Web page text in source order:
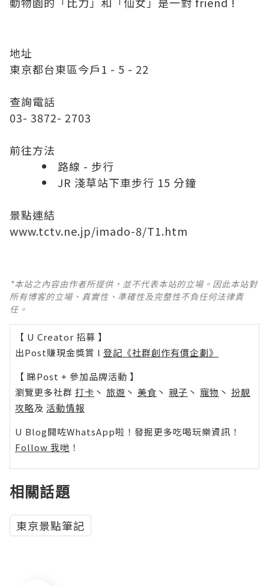
地址
東京都台東區今戶1 - 5 - 22
查詢電話
03- 3872- 2703
前往方法
路線 - 步行
JR 淺草站下車步行 15 分鐘
景點連結
www.tctv.ne.jp/imado-8/T1.htm
*本站之內容由作者所提供，並不代表本站的立場。因此本站對
所有博客的立場、真實性、準確性及完整性不負任何法律責
任。
【 U Creator 招募 】
出Post賺現金獎賞 l 登記《社群創作有價企劃》
【 睇Post + 參加品牌活動 】
瀏覽更多社群 打卡 丶 旅遊 丶 美食 丶 親子 丶 寵物 丶 扮靚
攻略及 活動情報
U Blog開咗WhatsApp啦！發掘更多吃喝玩樂資訊！
Follow 我哋 ！
相關話題
東京景點筆記